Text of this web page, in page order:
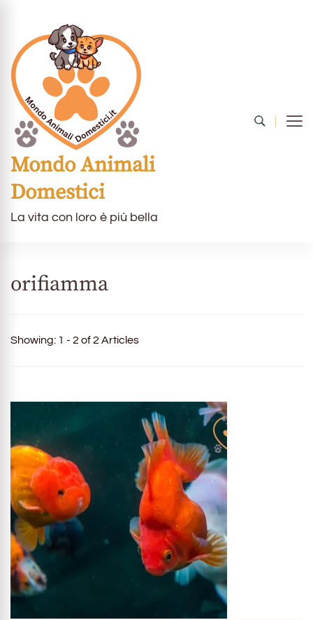
Mondo Animali
Domestici
La vita con loro è più bella
orifiamma
Showing: 1 - 2 of 2 Articles